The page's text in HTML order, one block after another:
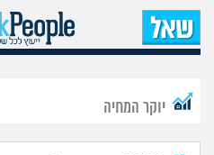
יוקר המחיה